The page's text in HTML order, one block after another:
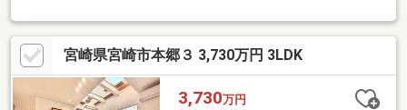
も安心。◆ JR加納駅 徒歩約13分通勤・通学にも便利な距離。◆
バス停徒歩約6分宮崎交通「月見ヶ丘6丁目」バス停まで徒歩圏
内。◆ 住環境良好エリア生活施設も整い、暮らしやすい住環境。
宮崎県宮崎市本郷３ 3,730万円 3LDK
3,730万円